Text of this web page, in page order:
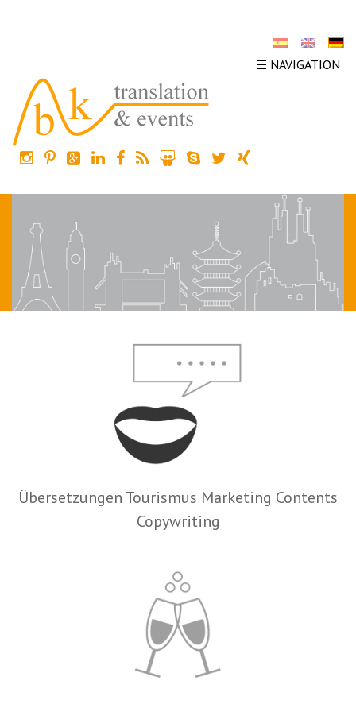
☰ NAVIGATION
Übersetzungen Tourismus Marketing Contents
Copywriting